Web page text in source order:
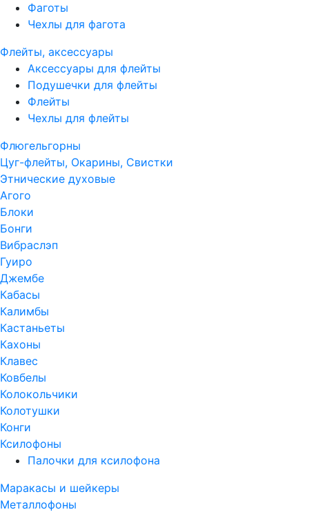
Фаготы
Чехлы для фагота
Флейты, аксессуары
Аксессуары для флейты
Подушечки для флейты
Флейты
Чехлы для флейты
Флюгельгорны
Цуг-флейты, Окарины, Свистки
Этнические духовые
Агого
Блоки
Бонги
Вибраслэп
Гуиро
Джембе
Кабасы
Калимбы
Кастаньеты
Кахоны
Клавес
Ковбелы
Колокольчики
Колотушки
Конги
Ксилофоны
Палочки для ксилофона
Маракасы и шейкеры
Металлофоны